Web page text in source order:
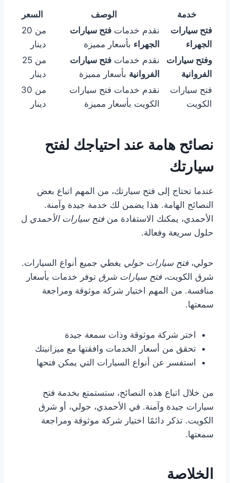
خدمة الوصف
السعر
فتح سيارات
الجهراء
نقدم خدمات فتح سيارات
الجهراء بأسعار مميزة
من 20
دينار
وفتح سيارات
الفروانية
نقدم خدمات فتح سيارات
الفروانية بأسعار مميزة
من 25
دينار
فتح سيارات
الكويت
نقدم خدمات فتح سيارات
الكويت بأسعار مميزة
من 30
دينار
نصائح هامة عند احتياجك لفتح
سيارتك
عندما تحتاج إلى فتح سيارتك، من المهم اتباع بعض
النصائح الهامة. هذا يضمن لك خدمة جيدة وآمنة.
الأحمدي، يمكنك الاستفادة منفتح سيارات الأحمدي ل
حلول سريعة وفعالة.
حولي،فتح سيارات حولي يغطي جميع أنواع السيارات.
شرق الكويت،فتح سيارات شرق توفر خدمات بأسعار
منافسة. من المهم اختيار شركة موثوقة ومراجعة
سمعتها.
اختر شركة موثوقة وذات سمعة جيدة
تحقق من أسعار الخدمات وافقتها مع ميزانيتك
استفسر عن أنواع السيارات التي يمكن فتحها
من خلال اتباع هذه النصائح، ستستمتع بخدمة فتح
سيارات جيدة وآمنة. في الأحمدي، حولي، أو شرق
الكويت. تذكر دائمًا اختيار شركة موثوقة ومراجعة
سمعتها.
الخلاصة